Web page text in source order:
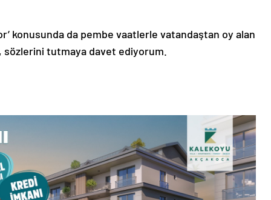
konusunda da pembe vaatlerle vatandaştan oy alan
tutmaya davet ediyorum.